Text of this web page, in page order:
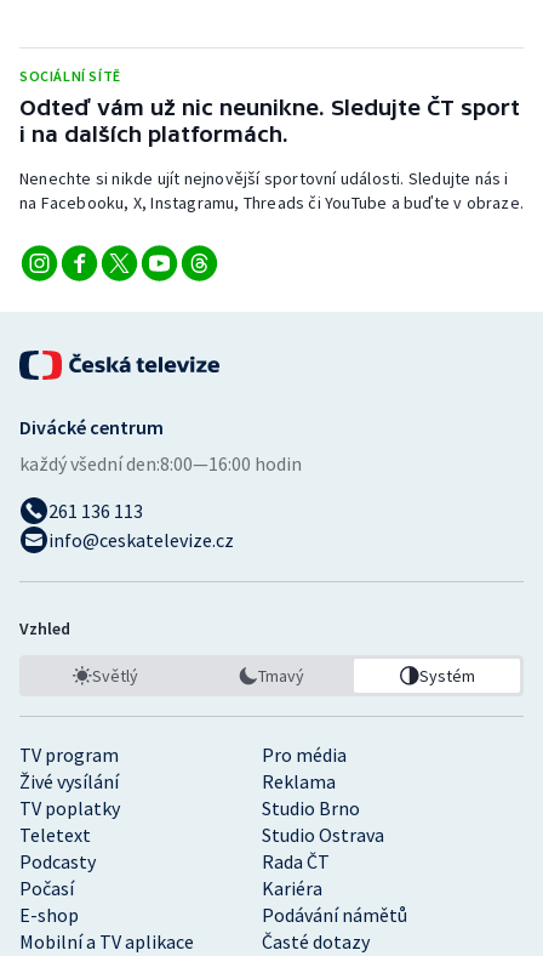
SOCIÁLNÍ SÍTĚ
Odteď vám už nic neunikne. Sledujte ČT sport
i na dalších platformách.
Nenechte si nikde ujít nejnovější sportovní události. Sledujte nás i
na Facebooku, X, Instagramu, Threads či YouTube a buďte v obraze.
TV program
Pro média
Živé vysílání
Reklama
TV poplatky
Studio Brno
Teletext
Studio Ostrava
Podcasty
Rada ČT
Počasí
Kariéra
E-shop
Podávání námětů
Mobilní a TV aplikace
Časté dotazy
Divácké centrum
každý všední den:8:00—16:00 hodin
261 136 113
info@ceskatelevize.cz
Vzhled
Světlý Tmavý Systém